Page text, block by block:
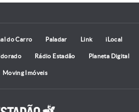
do Carro Paladar Link iLocal
Rádio Estadão Planeta Digital
Moving Imóveis